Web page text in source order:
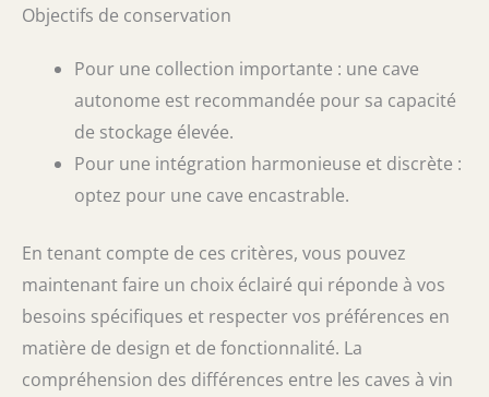
Objectifs de conservation
Pour une collection importante : une cave
autonome est recommandée pour sa capacité
de stockage élevée.
Pour une intégration harmonieuse et discrète :
optez pour une cave encastrable.
En tenant compte de ces critères, vous pouvez
maintenant faire un choix éclairé qui réponde à vos
besoins spécifiques et respecter vos préférences en
matière de design et de fonctionnalité. La
compréhension des différences entre les caves à vin